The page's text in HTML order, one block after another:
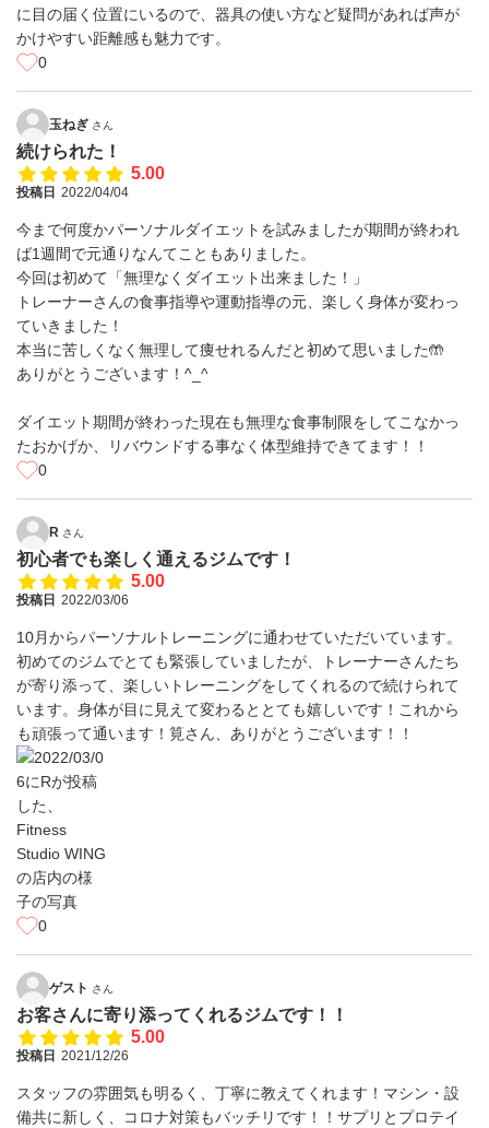
に目の届く位置にいるので、器具の使い方など疑問があれば声が
かけやすい距離感も魅力です。
0
玉ねぎ さん
続けられた！
5.00
投稿日 2022/04/04
今まで何度かパーソナルダイエットを試みましたが期間が終われ
ば1週間で元通りなんてこともありました。
今回は初めて「無理なくダイエット出来ました！」
トレーナーさんの食事指導や運動指導の元、楽しく身体が変わっ
ていきました！
本当に苦しくなく無理して痩せれるんだと初めて思いました🤲
ありがとうございます！^_^
ダイエット期間が終わった現在も無理な食事制限をしてこなかっ
たおかげか、リバウンドする事なく体型維持できてます！！
0
R さん
初心者でも楽しく通えるジムです！
5.00
投稿日 2022/03/06
10月からパーソナルトレーニングに通わせていただいています。
初めてのジムでとても緊張していましたが、トレーナーさんたち
が寄り添って、楽しいトレーニングをしてくれるので続けられて
います。身体が目に見えて変わるととても嬉しいです！これから
も頑張って通います！筧さん、ありがとうございます！！
0
ゲスト さん
お客さんに寄り添ってくれるジムです！！
5.00
投稿日 2021/12/26
スタッフの雰囲気も明るく、丁寧に教えてくれます！マシン・設
備共に新しく、コロナ対策もバッチリです！！サプリとプロテイ